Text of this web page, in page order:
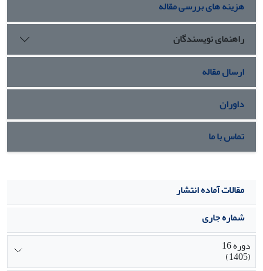
دبیرستانی است.
هزینه های بررسی مقاله
راهنمای نویسندگان
ارسال مقاله
داوران
تماس با ما
مقالات آماده انتشار
شماره جاری
دوره 16
(1405)